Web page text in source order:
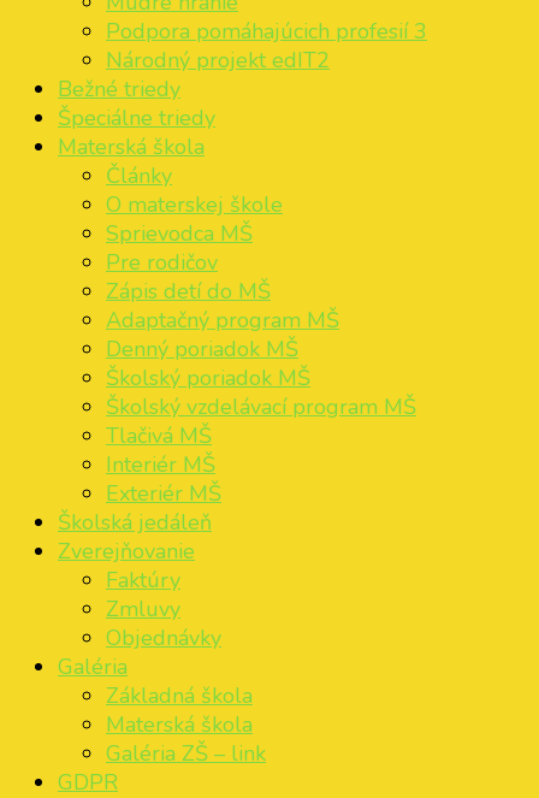
Podpora pomáhajúcich profesií 3
Národný projekt edIT2
Bežné triedy
Špeciálne triedy
Materská škola
Články
O materskej škole
Sprievodca MŠ
Pre rodičov
Zápis detí do MŠ
Adaptačný program MŠ
Denný poriadok MŠ
Školský poriadok MŠ
Školský vzdelávací program MŠ
Tlačivá MŠ
Interiér MŠ
Exteriér MŠ
Školská jedáleň
Zverejňovanie
Faktúry
Zmluvy
Objednávky
Galéria
Základná škola
Materská škola
Galéria ZŠ – link
GDPR